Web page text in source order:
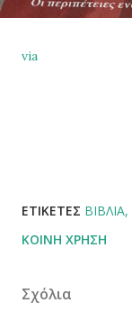
via
ΕΤΙΚΈΤΕΣ ΒΙΒΛΊΑ
ΚΟΙΝΉ ΧΡΉΣΗ
Σχόλια